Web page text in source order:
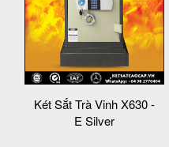
Két Sắt Trà Vinh X630 -
E Silver